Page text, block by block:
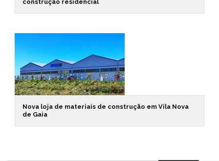
construção residencial
Nova loja de materiais de construção em Vila Nova
de Gaia